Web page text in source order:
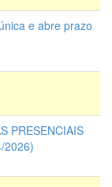
e abre prazo
PRESENCIAIS
2026)